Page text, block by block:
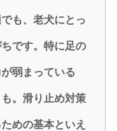
も、老犬にとっ
です。特に足の
弱まっている
。滑り止め対策
めの基本といえ